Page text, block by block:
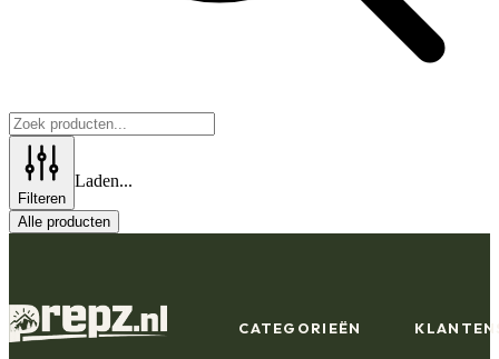
Filteren
Laden...
Alle producten
CATEGORIEËN